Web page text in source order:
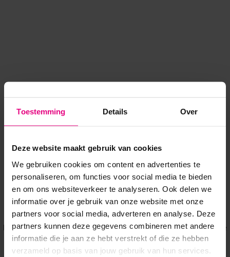
Toestemming Details Over
Deze website maakt gebruik van cookies
We gebruiken cookies om content en advertenties te
personaliseren, om functies voor social media te bieden
en om ons websiteverkeer te analyseren. Ook delen we
informatie over je gebruik van onze website met onze
partners voor social media, adverteren en analyse. Deze
partners kunnen deze gegevens combineren met andere
informatie die je aan ze hebt verstrekt of die ze hebben
verzameld op basis van jouw gebruik van hun services.
Application error: a client-side exception has occurred while
loadingwww.voordeeluitjes.nl (see the browser console for more
information).